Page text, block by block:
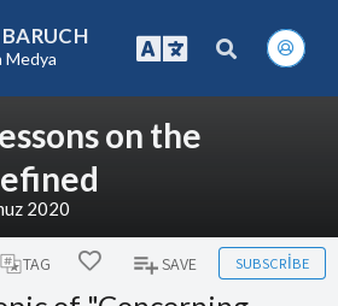
Medya
on the
2020
TAG SAVE SUBSCRIBE